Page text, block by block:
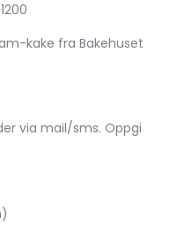
kake fra Bakehuset
via mail/sms. Oppgi